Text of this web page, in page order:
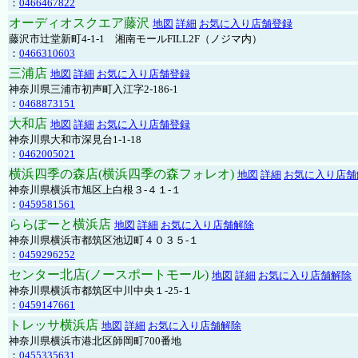
： 0466467822
オーディオスクエア藤沢 地図 詳細 お気に入り店舗登録
藤沢市辻堂新町4-1-1 湘南モールFILL2F（ノジマ内）
： 0466310603
三浦店 地図 詳細 お気に入り店舗登録
神奈川県三浦市初声町入江字2-186-1
： 0468873151
大和店 地図 詳細 お気に入り店舗登録
神奈川県大和市深見台1-1-18
： 0462005021
横浜四季の森店(横浜四季の森フォレオ) 地図 詳細 お気に入り店
神奈川県横浜市旭区上白根３-４１-１
： 0459581561
ららぽーと横浜店 地図 詳細 お気に入り店舗解除
神奈川県横浜市都筑区池辺町４０３５-１
： 0459296252
センター北店(ノースポートモール) 地図 詳細 お気に入り店舗解除
神奈川県横浜市都筑区中川中央１-25-１
： 0459147661
トレッサ横浜店 地図 詳細 お気に入り店舗解除
神奈川県横浜市港北区師岡町700番地
： 0455335631